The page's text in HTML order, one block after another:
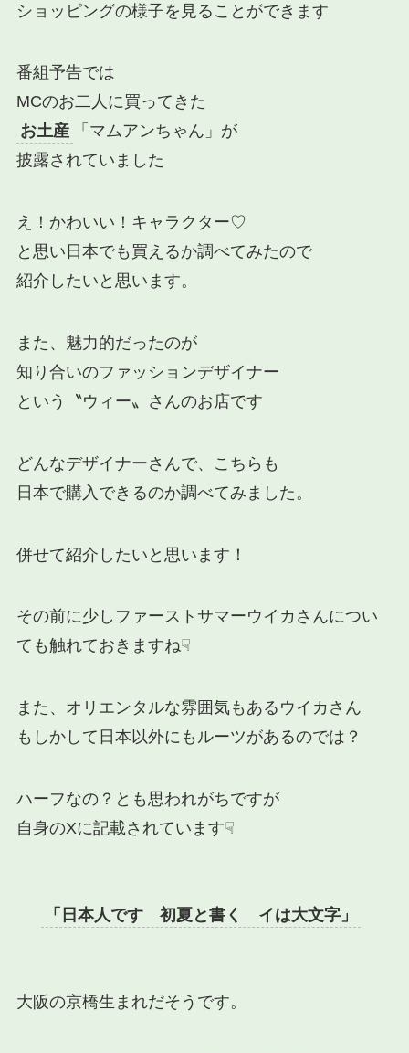
ショッピングの様子を見ることができます
番組予告では
MCのお二人に買ってきた
お土産
「マムアンちゃん」が
披露されていました
え！かわいい！キャラクター♡
と思い日本でも買えるか調べてみたので
紹介したいと思います。
また、魅力的だったのが
知り合いのファッションデザイナー
という〝ウィー〟さんのお店です
どんなデザイナーさんで、こちらも
日本で購入できるのか調べてみました。
併せて紹介したいと思います！
その前に少しファーストサマーウイカさんについ
ても触れておきますね☟
また、オリエンタルな雰囲気もあるウイカさん
もしかして日本以外にもルーツがあるのでは？
ハーフなの？とも思われがちですが
自身のXに記載されています☟
「日本人です 初夏と書く イは大文字」
大阪の京橋生まれだそうです。